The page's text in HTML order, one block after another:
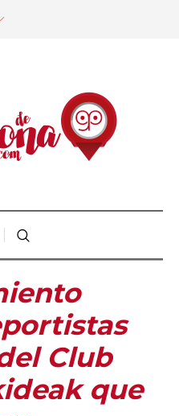
Club
que